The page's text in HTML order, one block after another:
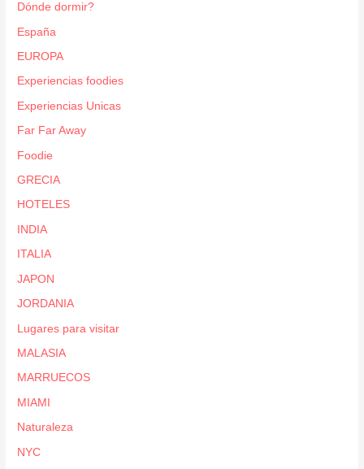
Dónde dormir?
España
EUROPA
Experiencias foodies
Experiencias Unicas
Far Far Away
Foodie
GRECIA
HOTELES
INDIA
ITALIA
JAPON
JORDANIA
Lugares para visitar
MALASIA
MARRUECOS
MIAMI
Naturaleza
NYC